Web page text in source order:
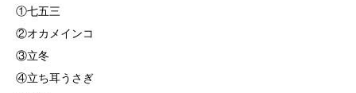
①七五三
②オカメインコ
③立冬
④立ち耳うさぎ